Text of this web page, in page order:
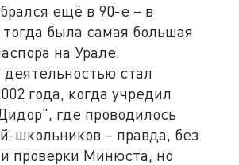
ещё в 90-е – в
тогда была самая большая
на Урале.
стал
года, когда учредил
где проводилось
школьников – правда, без
проверки Минюста, но